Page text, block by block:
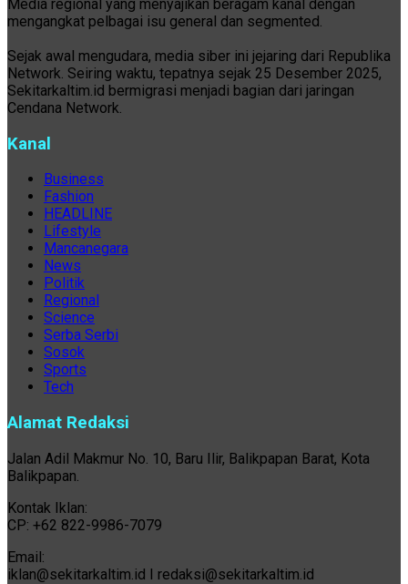
Media regional yang menyajikan beragam kanal dengan
mengangkat pelbagai isu general dan segmented.
Sejak awal mengudara, media siber ini jejaring dari Republika
Network. Seiring waktu, tepatnya sejak 25 Desember 2025,
Sekitarkaltim.id bermigrasi menjadi bagian dari jaringan
Cendana Network.
Kanal
Business
Fashion
HEADLINE
Lifestyle
Mancanegara
News
Politik
Regional
Science
Serba Serbi
Sosok
Sports
Tech
Alamat Redaksi
Jalan Adil Makmur No. 10, Baru Ilir, Balikpapan Barat, Kota
Balikpapan.
Kontak Iklan:
CP: +62 822-9986-7079
Email:
iklan@sekitarkaltim.id I redaksi@sekitarkaltim.id